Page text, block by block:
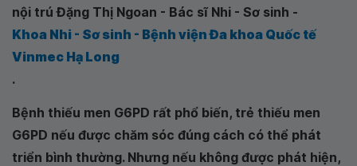
nội trú Đặng Thị Ngoan - Bác sĩ Nhi - Sơ sinh -
Khoa Nhi - Sơ sinh - Bệnh viện Đa khoa Quốc tế
Vinmec Hạ Long
.
Bệnh thiếu men G6PD rất phổ biến, trẻ thiếu men
G6PD nếu được chăm sóc đúng cách có thể phát
triển bình thường. Nhưng nếu không được phát hiện,